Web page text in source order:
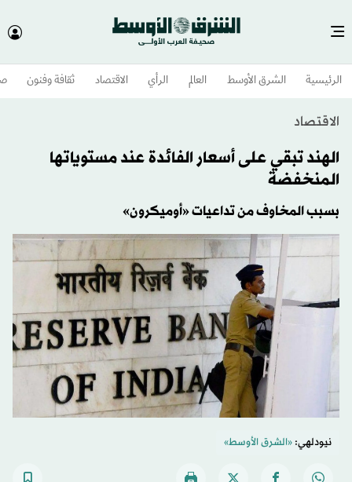
الرئيسية الشرق الأوسط​ العالم الرأي الاقتصاد ثقافة وفنون
الاقتصاد
الهند تبقي على أسعار الفائدة عند مستوياتها
المنخفضة
بسبب المخاوف من تداعيات «أوميكرون»
نيودلهي:«الشرق الأوسط»